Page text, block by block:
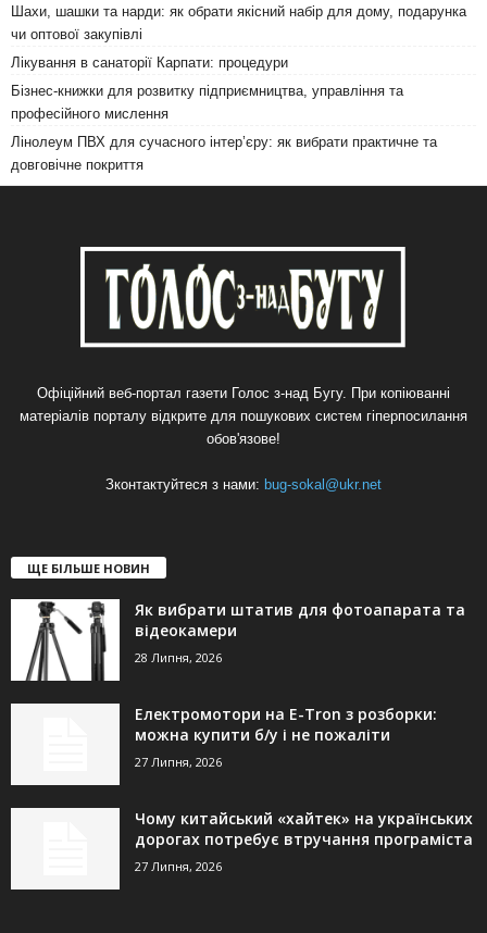
Шахи, шашки та нарди: як обрати якісний набір для дому, подарунка
чи оптової закупівлі
Лікування в санаторії Карпати: процедури
Бізнес-книжки для розвитку підприємництва, управління та
професійного мислення
Лінолеум ПВХ для сучасного інтер’єру: як вибрати практичне та
довговічне покриття
Офіційний веб-портал газети Голос з-над Бугу. При копіюванні
матеріалів порталу відкрите для пошукових систем гіперпосилання
обов'язове!
Зконтактуйтеся з нами: bug-sokal@ukr.net
ЩЕ БІЛЬШЕ НОВИН
Як вибрати штатив для фотоапарата та
відеокамери
28 Липня, 2026
Електромотори на E-Tron з розборки:
можна купити б/у і не пожаліти
27 Липня, 2026
Чому китайський «хайтек» на українських
дорогах потребує втручання програміста
27 Липня, 2026